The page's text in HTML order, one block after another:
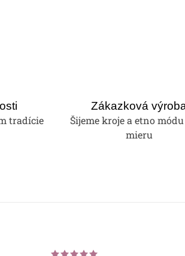
tradície
Zákazková
Šijeme kroje a etno
mieru